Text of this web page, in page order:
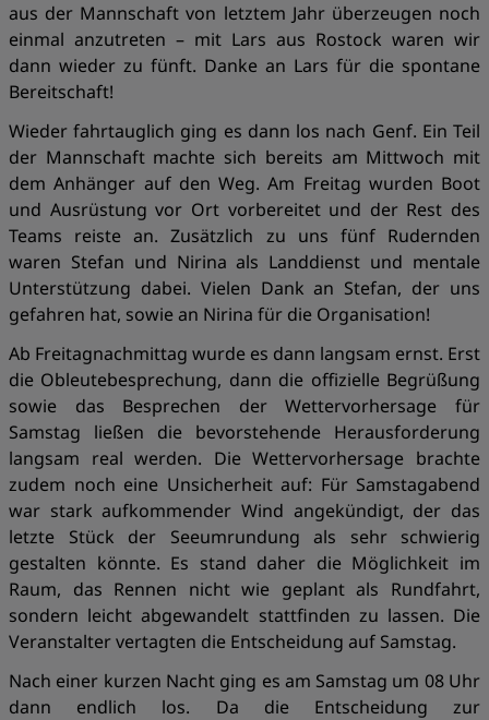
aus der Mannschaft von letztem Jahr überzeugen noch
einmal anzutreten – mit Lars aus Rostock waren wir
dann wieder zu fünft. Danke an Lars für die spontane
Bereitschaft!
Wieder fahrtauglich ging es dann los nach Genf. Ein Teil
der Mannschaft machte sich bereits am Mittwoch mit
dem Anhänger auf den Weg. Am Freitag wurden Boot
und Ausrüstung vor Ort vorbereitet und der Rest des
Teams reiste an. Zusätzlich zu uns fünf Rudernden
waren Stefan und Nirina als Landdienst und mentale
Unterstützung dabei. Vielen Dank an Stefan, der uns
gefahren hat, sowie an Nirina für die Organisation!
Ab Freitagnachmittag wurde es dann langsam ernst. Erst
die Obleutebesprechung, dann die offizielle Begrüßung
sowie das Besprechen der Wettervorhersage für
Samstag ließen die bevorstehende Herausforderung
langsam real werden. Die Wettervorhersage brachte
zudem noch eine Unsicherheit auf: Für Samstagabend
war stark aufkommender Wind angekündigt, der das
letzte Stück der Seeumrundung als sehr schwierig
gestalten könnte. Es stand daher die Möglichkeit im
Raum, das Rennen nicht wie geplant als Rundfahrt,
sondern leicht abgewandelt stattfinden zu lassen. Die
Veranstalter vertagten die Entscheidung auf Samstag.
Nach einer kurzen Nacht ging es am Samstag um 08 Uhr
dann endlich los. Da die Entscheidung zur